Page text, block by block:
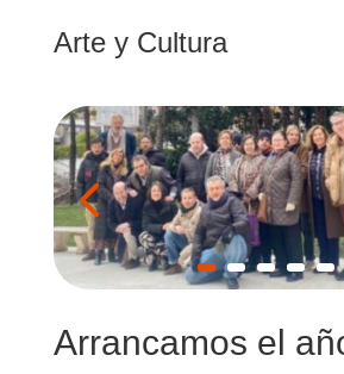
Arte y Cultura
Arrancamos el